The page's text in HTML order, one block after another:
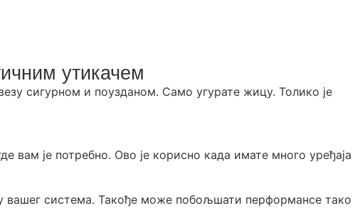
утикачем
сигурном и поузданом. Само угурате жицу. Толико је
вам је потребно. Ово је корисно када имате много уређаја
вашег система. Такође може побољшати перформансе тако